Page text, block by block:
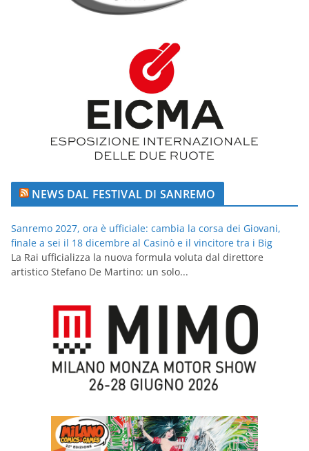
NEWS DAL FESTIVAL DI SANREMO
Sanremo 2027, ora è ufficiale: cambia la corsa dei Giovani,
finale a sei il 18 dicembre al Casinò e il vincitore tra i Big
La Rai ufficializza la nuova formula voluta dal direttore
artistico Stefano De Martino: un solo...